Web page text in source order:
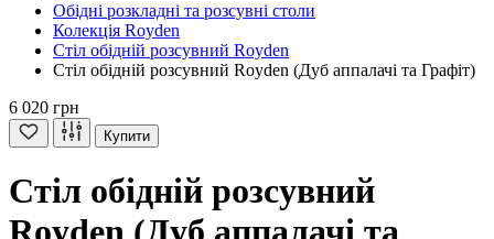
Обідні розкладні та розсувні столи
Колекція Royden
Стіл обідній розсувний Royden
Стіл обідній розсувний Royden (Дуб аппалачі та Графіт)
6 020 грн
Купити
Стіл обідній розсувний